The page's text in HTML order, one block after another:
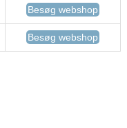
Besøg webshop
Besøg webshop